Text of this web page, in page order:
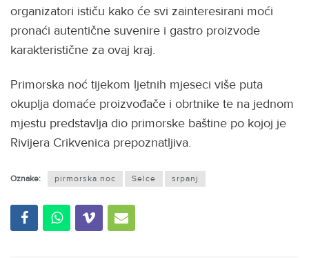
organizatori ističu kako će svi zainteresirani moći
pronaći autentične suvenire i gastro proizvode
karakteristične za ovaj kraj.
Primorska noć tijekom ljetnih mjeseci više puta
okuplja domaće proizvođače i obrtnike te na jednom
mjestu predstavlja dio primorske baštine po kojoj je
Rivijera Crikvenica prepoznatljiva.
Oznake: pirmorska noc Selce srpanj